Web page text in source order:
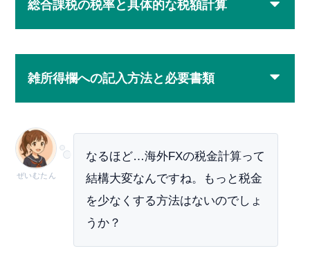
総合課税の税率と具体的な税額計算
雑所得欄への記入方法と必要書類
ぜいむたん
なるほど…海外FXの税金計算って
結構大変なんですね。もっと税金
を少なくする方法はないのでしょ
うか？